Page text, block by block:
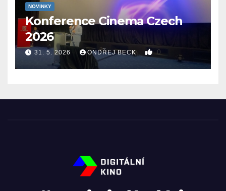
NOVINKY
Konference Cinema Czech
2026
31. 5. 2026 ONDŘEJ BECK 0